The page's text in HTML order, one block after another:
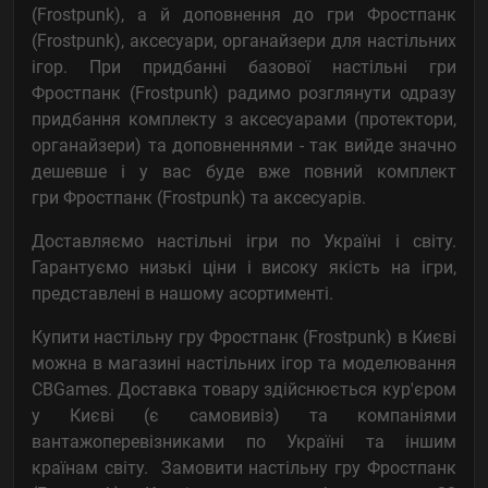
(Frostpunk), а й доповнення до гри Фростпанк
(Frostpunk), аксесуари, органайзери для настільних
ігор. При придбанні базової настільні гри
Фростпанк (Frostpunk) радимо розглянути одразу
придбання комплекту з аксесуарами (протектори,
органайзери) та доповненнями - так вийде значно
дешевше і у вас буде вже повний комплект
гри Фростпанк (Frostpunk) та аксесуарів.
Доставляємо настільні ігри по Україні і світу.
Гарантуємо низькі ціни і високу якість на ігри,
представлені в нашому асортименті.
Купити настільну гру Фростпанк (Frostpunk) в Києві
можна в магазині настільних ігор та моделювання
CBGames. Доставка товару здійснюється кур'єром
у Києві (є самовивіз) та компаніями
вантажоперевізниками по Україні та іншим
країнам світу. Замовити настільну гру Фростпанк